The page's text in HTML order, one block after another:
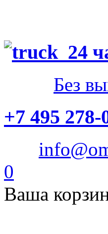
24
Без
+7 495 278-
0
Ваша